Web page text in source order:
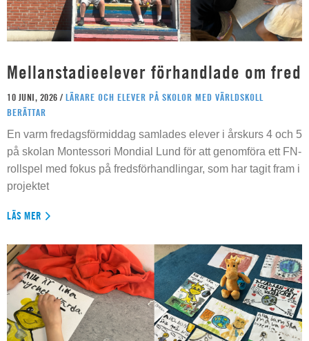
Mellanstadieelever förhandlade om fred
10 JUNI, 2026 / LÄRARE OCH ELEVER PÅ SKOLOR MED VÄRLDSKOLL
BERÄTTAR
En varm fredagsförmiddag samlades elever i årskurs 4 och 5
på skolan Montessori Mondial Lund för att genomföra ett FN-
rollspel med fokus på fredsförhandlingar, som har tagit fram i
projektet
LÄS MER